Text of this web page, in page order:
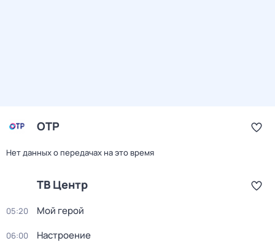
ОТР
Нет данных о передачах на это время
ТВ Центр
05:20 Мой герой
06:00 Настроение